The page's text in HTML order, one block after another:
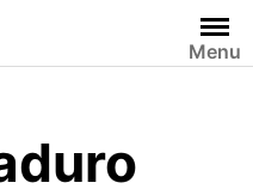
Menu